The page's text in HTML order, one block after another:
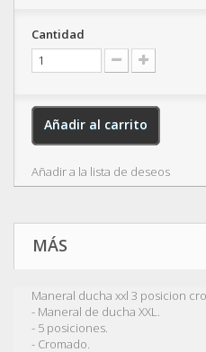
Cantidad
Añadir al carrito
Añadir a la lista de deseos
MÁS
Maneral ducha xxl 3 posicion
- Maneral de ducha XXL.
- 5 posiciones.
- Cromado.